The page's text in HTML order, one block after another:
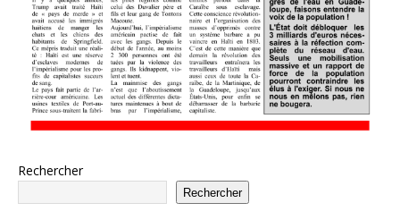
Rechercher
Rechercher